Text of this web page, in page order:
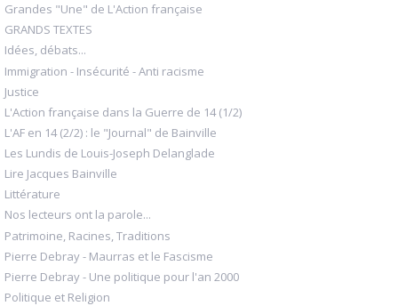
Grandes "Une" de L'Action française
GRANDS TEXTES
Idées, débats...
Immigration - Insécurité - Anti racisme
Justice
L'Action française dans la Guerre de 14 (1/2)
L'AF en 14 (2/2) : le "Journal" de Bainville
Les Lundis de Louis-Joseph Delanglade
Lire Jacques Bainville
Littérature
Nos lecteurs ont la parole...
Patrimoine, Racines, Traditions
Pierre Debray - Maurras et le Fascisme
Pierre Debray - Une politique pour l'an 2000
Politique et Religion